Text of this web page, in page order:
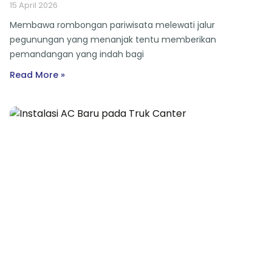
15 April 2026
Membawa rombongan pariwisata melewati jalur
pegunungan yang menanjak tentu memberikan
pemandangan yang indah bagi
Read More »